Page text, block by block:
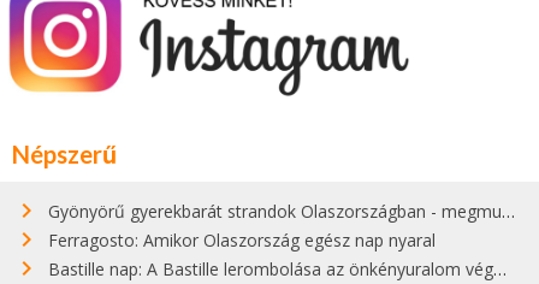
Népszerű
Gyönyörű gyerekbarát strandok Olaszországban - megmutatjuk a 15 legjobbat
Ferragosto: Amikor Olaszország egész nap nyaral
Bastille nap: A Bastille lerombolása az önkényuralom végét jelentette